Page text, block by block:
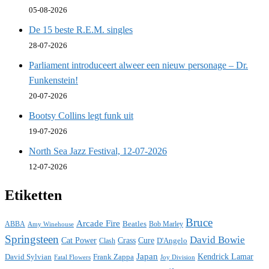
05-08-2026
De 15 beste R.E.M. singles
28-07-2026
Parliament introduceert alweer een nieuw personage – Dr.
Funkenstein!
20-07-2026
Bootsy Collins legt funk uit
19-07-2026
North Sea Jazz Festival, 12-07-2026
12-07-2026
Etiketten
ABBA Amy Winehouse Arcade Fire Beatles Bob Marley Bruce
Springsteen Cat Power Clash Crass Cure D'Angelo David Bowie
David Sylvian Fatal Flowers Frank Zappa Japan Joy Division Kendrick Lamar